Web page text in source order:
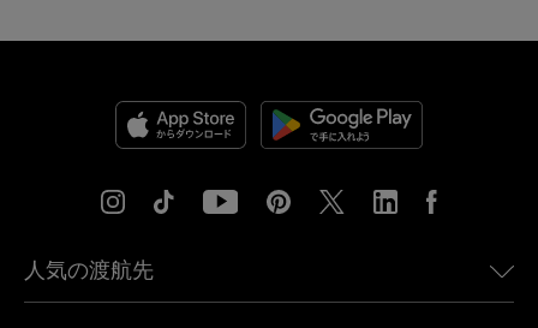
人気の渡航先